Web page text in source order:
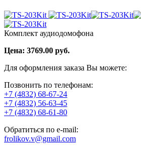
Комплект аудиодомофона
Цена: 3769.00 руб.
Для оформления заказа Вы можете:
Позвонить по телефонам:
+7 (4832) 68-67-24
+7 (4832) 56-63-45
+7 (4832) 68-61-80
Обратиться по e-mail:
frolikov.v@gmail.com